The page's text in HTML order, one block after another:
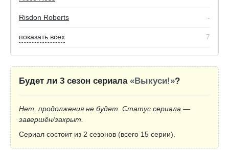
Risdon Roberts -
показать всех 7
Будет ли 3 сезон сериала «Выкуси!»?
Нет, продолжения не будет. Статус сериала —
завершён/закрыт.
Сериал состоит из 2 сезонов (всего 15 серии).